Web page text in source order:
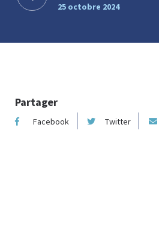
25 octobre 2024
Partager
Facebook Twitter